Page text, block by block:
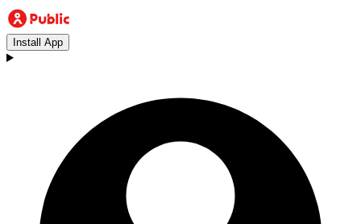
Install App